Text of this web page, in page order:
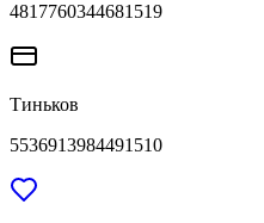
4817760344681519
Тиньков
5536913984491510